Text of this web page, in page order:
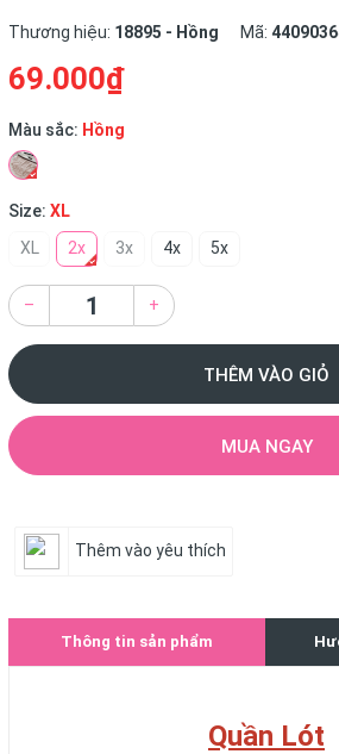
Thương hiệu: 18895 - Hồng Mã:
69.000₫
Màu sắc: Hồng
Size: XL
XL
2x 3x 4x 5x
– +
THÊM VÀO GIỎ
MUA NGAY
Thêm vào yêu thích
Thông tin sản phẩm
Quần Lót